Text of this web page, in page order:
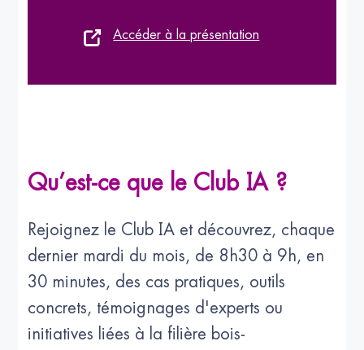
Accéder à la présentation
Qu’est-ce que le Club IA ?
Rejoignez le Club IA et découvrez, chaque
dernier mardi du mois, de 8h30 à 9h, en
30 minutes, des cas pratiques, outils
concrets, témoignages d'experts ou
initiatives liées à la filière bois-